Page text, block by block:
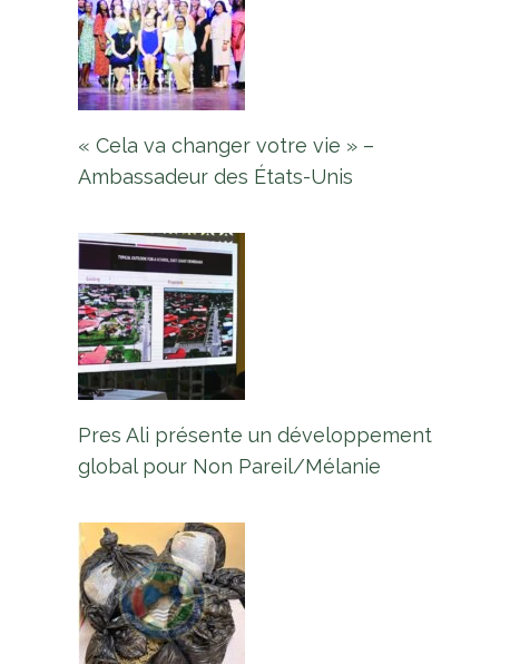
« Cela va changer votre vie » –
Ambassadeur des États-Unis
Pres Ali présente un développement
global pour Non Pareil/Mélanie